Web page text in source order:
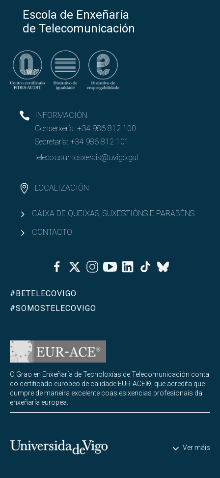
Escola de Enxeñaría
de Telecomunicación
INFORMACIÓN
Conserxería: +34 986 812 100
Secretaría: +34 986 812 101
teleco.asuntosxerais@uvigo.gal
LOCALIZACIÓN
CAIXA DE QUEIXAS, SUXESTIÓNS E PARABÉNS
CONTACTO
FacebookTwitterInstagramYoutubeLinkedinTiktok
Bluesky
#BETELECOVIGO
#SOMOSTELECOVIGO
O Grao en Enxeñaría de Tecnoloxías de Telecomunicación conta
co certificado europeo de calidade EUR-ACE®, que acredita que
cumpre de maneira excelente coas esixencias profesionais da
enxeñaría europea.
Universidade de Vigo Ver máis